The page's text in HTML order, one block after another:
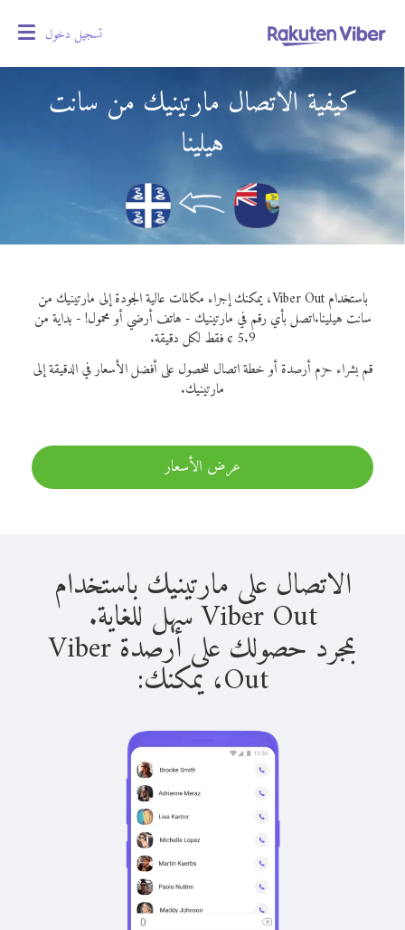
تسجيل دخول
كيفية الاتصال مارتينيك من سانت
هيلينا
باستخدام Viber Out، يمكنك إجراء مكالمات عالية الجودة إلى مارتينيك من
سانت هيلينا.اتصل بأي رقم في مارتينيك - هاتف أرضي أو محمول! - بداية من
5.9 ¢ فقط لكل دقيقة.
قم بشراء حزم أرصدة أو خطة اتصال للحصول على أفضل الأسعار في الدقيقة إلى
مارتينيك.
عرض الأسعار
الاتصال على مارتينيك باستخدام
Viber Out سهل للغاية.
بمجرد حصولك على أرصدة Viber
Out، يمكنك: